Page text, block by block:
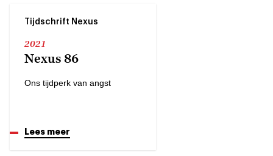
Tijdschrift Nexus
2021
Nexus 86
Ons tijdperk van angst
Lees meer